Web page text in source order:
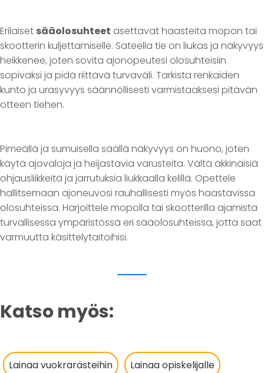
Erilaiset sääolosuhteet asettavat haasteita mopon tai
skootterin kuljettamiselle. Sateella tie on liukas ja näkyvyys
heikkenee, joten sovita ajonopeutesi olosuhteisiin
sopivaksi ja pidä riittävä turvaväli. Tarkista renkaiden
kunto ja urasyvyys säännöllisesti varmistaaksesi pitävän
otteen tiehen.
Pimeällä ja sumuisella säällä näkyvyys on huono, joten
käytä ajovaloja ja heijastavia varusteita. Vältä äkkinäisiä
ohjausliikkeitä ja jarrutuksia liukkaalla kelillä. Opettele
hallitsemaan ajoneuvosi rauhallisesti myös haastavissa
olosuhteissa. Harjoittele mopolla tai skootterilla ajamista
turvallisessa ympäristössä eri sääolosuhteissa, jotta saat
varmuutta käsittelytaitoihisi.
Katso myös:
Lainaa vuokrarästeihin Lainaa opiskelijalle